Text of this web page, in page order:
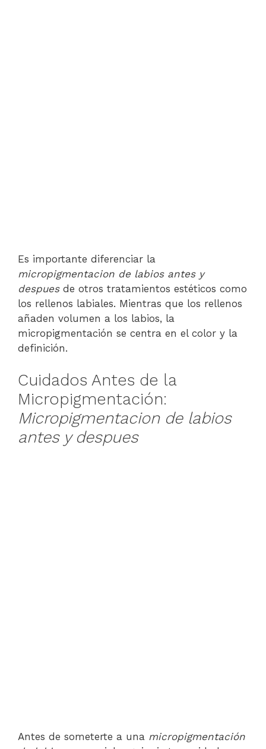
Es importante diferenciar la
micropigmentacion de labios antes y
despuesde otros tratamientos estéticos como
los rellenos labiales. Mientras que los rellenos
añaden volumen a los labios, la
micropigmentación se centra en el color y la
definición.
Cuidados Antes de la
Micropigmentación:
Micropigmentacion de labios
antes y despues
Antes de someterte a una micropigmentación